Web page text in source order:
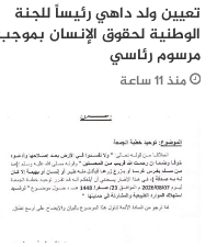
تعيين ولد داهي رئيساً للجنة
الوطنية لحقوق الإنسان
مرسوم رئاسي
منذ 11 ساعة